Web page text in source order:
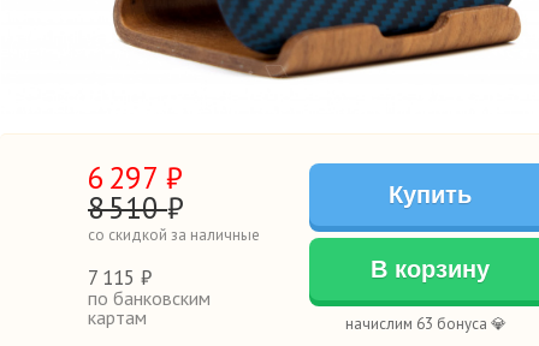
6 297 ₽
8510₽
со скидкой за наличные
7 115 ₽
по банковским
картам
Купить
В корзину
начислим 63 бонуса 💎